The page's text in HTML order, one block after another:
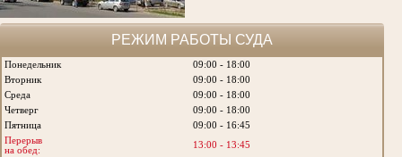
РЕЖИМ РАБОТЫ СУДА
Понедельник
09:00 - 18:00
Вторник
09:00 - 18:00
Среда
09:00 - 18:00
Четверг
09:00 - 18:00
Пятница
09:00 - 16:45
Перерыв
на обед:
13:00 - 13:45